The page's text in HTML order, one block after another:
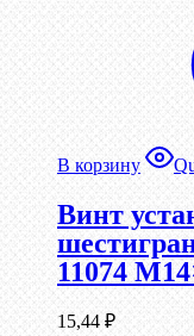
В корзину
Винт
11074
15,44 ₽